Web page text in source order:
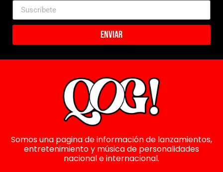
Enviar
Somos una pagina de información de lanzamientos,
entretenimiento y música de personalidades
nacional e internacional.